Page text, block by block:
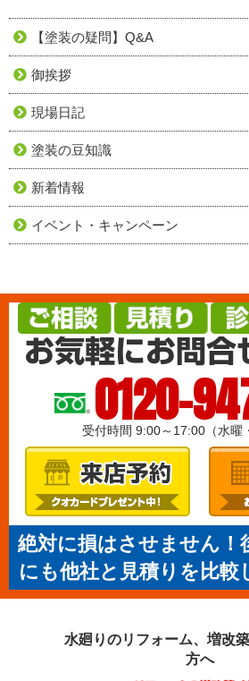
【塗装の疑問】Q&A
御挨拶
現場日記
塗装の豆知識
新着情報
イベント・キャンペーン
0120-
受付時間 9:00～17:00（水曜
絶対に損はさせません！
にも他社と見積りを比較
水廻りのリフォーム、増改
方へ